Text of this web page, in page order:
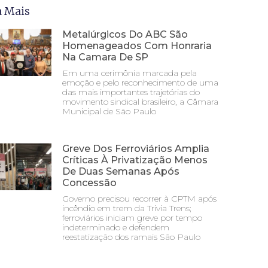
Mais
Metalúrgicos Do ABC São
Homenageados Com Honraria
Na Camara De SP
Em uma cerimônia marcada pela
emoção e pelo reconhecimento de uma
das mais importantes trajetórias do
movimento sindical brasileiro, a Câmara
Municipal de São Paulo
Greve Dos Ferroviários Amplia
Críticas À Privatização Menos
De Duas Semanas Após
Concessão
Governo precisou recorrer à CPTM após
incêndio em trem da Trivia Trens;
ferroviários iniciam greve por tempo
indeterminado e defendem
reestatização dos ramais São Paulo